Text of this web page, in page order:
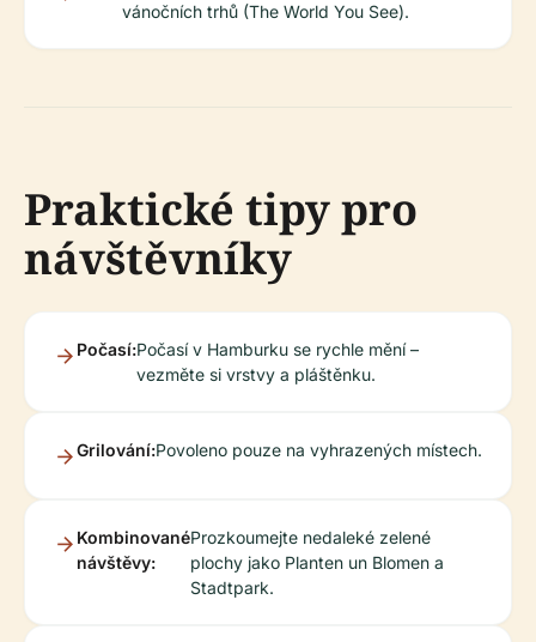
vánočních trhů (The World You See).
Praktické tipy pro
návštěvníky
Počasí:Počasí v Hamburku se rychle mění –
vezměte si vrstvy a pláštěnku.
Grilování:Povoleno pouze na vyhrazených místech.
Kombinované
návštěvy:
Prozkoumejte nedaleké zelené
plochy jako Planten un Blomen a
Stadtpark.